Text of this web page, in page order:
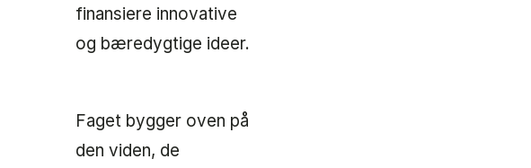
finansiere innovative
og bæredygtige ideer.
Faget bygger oven på
den viden, de